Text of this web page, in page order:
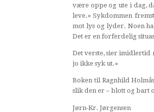
være oppe og ute i dag,
leve.» Sykdommen
mot lys og lyder. Noen
Det er en forferdelig
Det verste, sier imidlertid
jo ikke syk ut.»
Boken til Ragnhild
slik den er – blott og bart
Jørn-Kr. Jørgensen